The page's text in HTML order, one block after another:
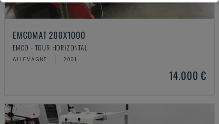
EMCOMAT 200X1000
EMCO - TOUR HORIZONTAL
ALLEMAGNE 2001
14.000 €